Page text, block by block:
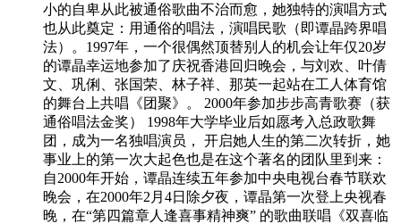
小的自卑从此被通俗歌曲不治而愈，她独特的演唱方式
也从此奠定：用通俗的唱法，演唱民歌（即谭晶跨界唱
法）。1997年，一个很偶然顶替别人的机会让年仅20岁
的谭晶幸运地参加了庆祝香港回归晚会，与刘欢、叶倩
文、巩俐、张国荣、林子祥、那英一起站在工人体育馆
的舞台上共唱《团聚》。 2000年参加步步高青歌赛（获
通俗唱法金奖） 1998年大学毕业后如愿考入总政歌舞
团，成为一名独唱演员， 开启她人生的第二次转折，她
事业上的第一次大起色也是在这个著名的团队里到来：
自2000年开始，谭晶连续五年参加中央电视台春节联欢
晚会，在2000年2月4日除夕夜，谭晶第一次登上央视春
晚，在“第四篇章人逢喜事精神爽” 的歌曲联唱《双喜临